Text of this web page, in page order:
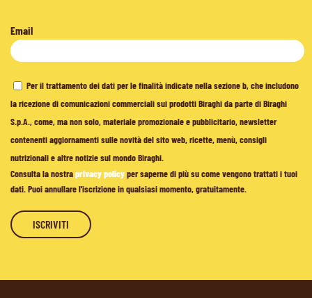
Email
Per il trattamento dei dati per le finalità indicate nella sezione b, che includono
la ricezione di comunicazioni commerciali sui prodotti Biraghi da parte di Biraghi
S.p.A., come, ma non solo, materiale promozionale e pubblicitario, newsletter
contenenti aggiornamenti sulle novità del sito web, ricette, menù, consigli
nutrizionali e altre notizie sul mondo Biraghi.
Consulta la nostraprivacy policyper saperne di più su come vengono trattati i tuoi
dati. Puoi annullare l'iscrizione in qualsiasi momento, gratuitamente.